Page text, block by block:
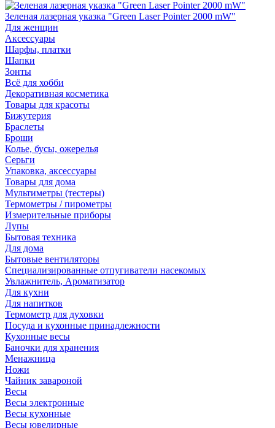
Зеленая лазерная указка "Green Laser Pointer 2000 mW"
Для женщин
Аксессуары
Шарфы, платки
Шапки
Зонты
Всё для хобби
Декоративная косметика
Товары для красоты
Бижутерия
Браслеты
Броши
Колье, бусы, ожерелья
Серьги
Упаковка, аксессуары
Товары для дома
Мультиметры (тестеры)
Термометры / пирометры
Измерительные приборы
Лупы
Бытовая техника
Для дома
Бытовые вентиляторы
Специализированные отпугиватели насекомых
Увлажнитель, Ароматизатор
Для кухни
Для напитков
Термометр для духовки
Посуда и кухонные принадлежности
Кухонные весы
Баночки для хранения
Менажница
Ножи
Чайник завароной
Весы
Весы электронные
Весы кухонные
Весы ювелирные